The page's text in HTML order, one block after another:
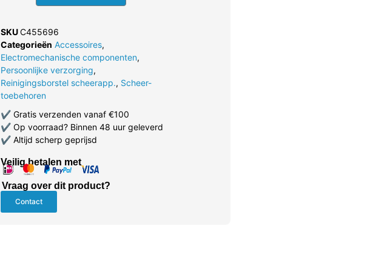
SKUC455696
Categorieën Accessoires,
Electromechanische componenten,
Persoonlijke verzorging,
Reinigingsborstel scheerapp., Scheer-
toebehoren
✔Gratis verzenden vanaf €100
✔Op voorraad? Binnen 48 uur geleverd
✔Altijd scherp geprijsd
Veilig betalen met
Vraag over dit product?
Contact